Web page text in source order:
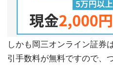
しかも岡三オンライン証券
引手数料が無料ですので、